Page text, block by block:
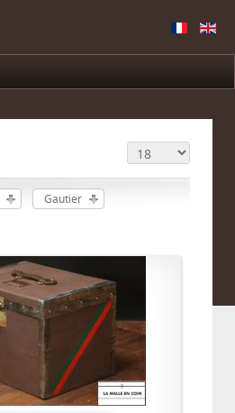
Gautier